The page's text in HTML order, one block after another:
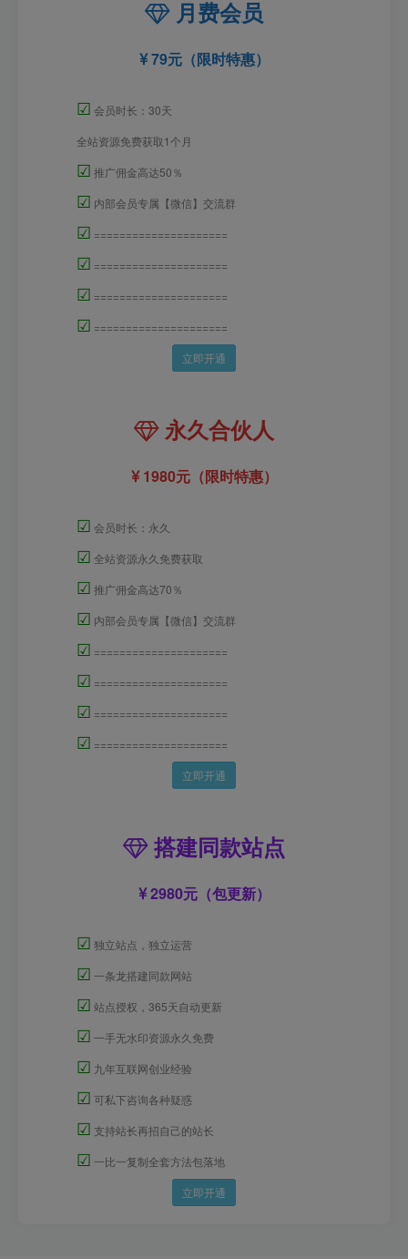
月费会员
79元（限时特惠）
☑ 会员时长：30天
全站资源免费获取1个月
☑ 推广佣金高达50％
☑ 内部会员专属【微信】交流群
☑ =====================
☑ =====================
☑ =====================
☑ =====================
立即开通
永久合伙人
1980元（限时特惠）
☑ 会员时长：永久
☑ 全站资源永久免费获取
☑ 推广佣金高达70％
☑ 内部会员专属【微信】交流群
☑ =====================
☑ =====================
☑ =====================
☑ =====================
立即开通
搭建同款站点
2980元（包更新）
☑ 独立站点，独立运营
☑ 一条龙搭建同款网站
☑ 站点授权，365天自动更新
☑ 一手无水印资源永久免费
☑ 九年互联网创业经验
☑ 可私下咨询各种疑惑
☑ 支持站长再招自己的站长
☑ 一比一复制全套方法包落地
立即开通